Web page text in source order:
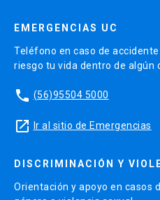
EMERGENCIAS UC
Teléfono en caso de
riesgo tu vida dentro de algún
phone (56)95504 5000
launch Ir al sitio de Emergencias
DISCRIMINACIÓN Y
Orientación y apoyo en casos